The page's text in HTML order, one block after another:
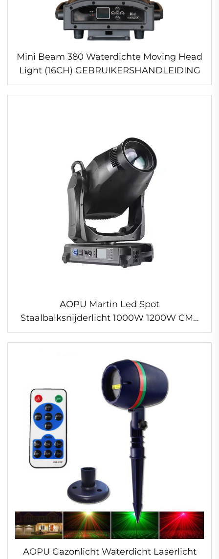
Mini Beam 380 Waterdichte Moving Head
Light (16CH) GEBRUIKERSHANDLEIDING
AOPU Martin Led Spot
Staalbalksnijderlicht 1000W 1200W CMY
CTO CRI Framing Shutter Profiel 4 in 1
Bewegende Koplicht voor DJ Disco
AOPU Gazonlicht Waterdicht Laserlicht